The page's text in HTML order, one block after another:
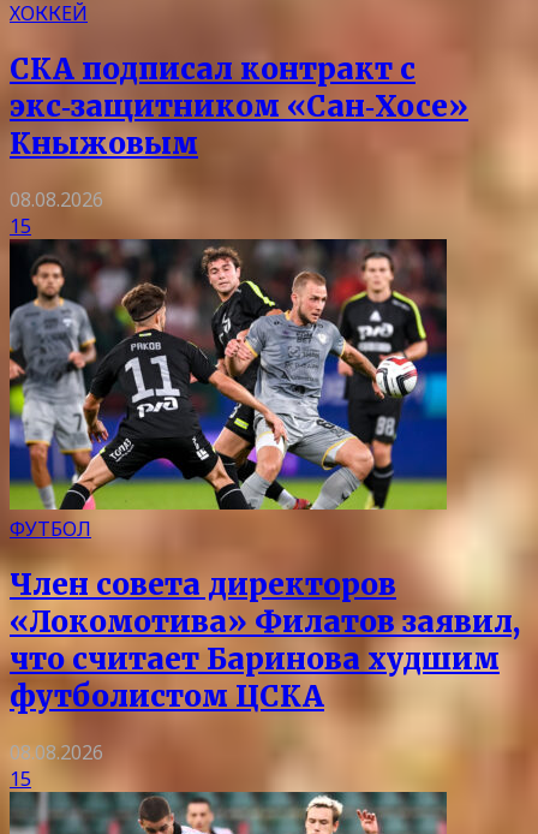
ХОККЕЙ
СКА подписал контракт с
экс‑защитником «Сан‑Хосе»
Кныжовым
08.08.2026
15
ФУТБОЛ
Член совета директоров
«Локомотива» Филатов заявил,
что считает Баринова худшим
футболистом ЦСКА
08.08.2026
15